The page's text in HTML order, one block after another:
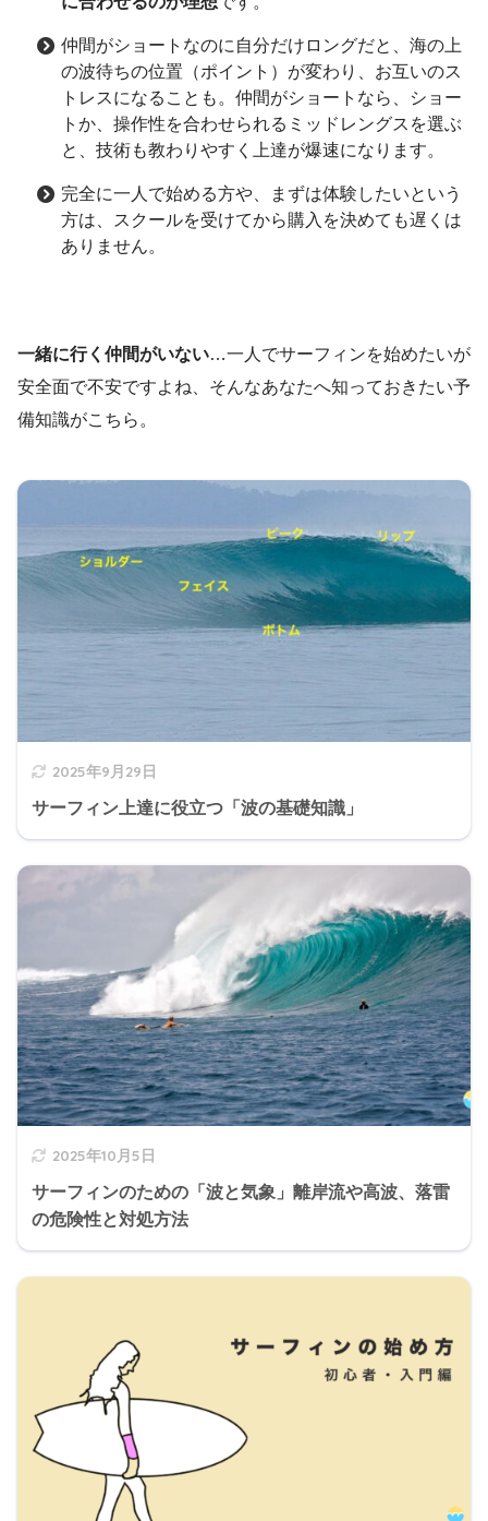
仲間がショートなのに自分だけロングだと、海の上
の波待ちの位置（ポイント）が変わり、お互いのス
トレスになることも。仲間がショートなら、ショー
トか、操作性を合わせられるミッドレングスを選ぶ
と、技術も教わりやすく上達が爆速になります。
完全に一人で始める方や、まずは体験したいという
方は、スクールを受けてから購入を決めても遅くは
ありません。
一緒に行く仲間がいない…一人でサーフィンを始めたいが
安全面で不安ですよね、そんなあなたへ知っておきたい予
備知識がこちら。
2025年9月29日
サーフィン上達に役立つ「波の基礎知識」
2025年10月5日
サーフィンのための「波と気象」離岸流や高波、落雷
の危険性と対処方法